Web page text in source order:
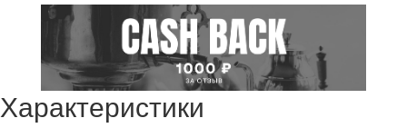
Характеристики